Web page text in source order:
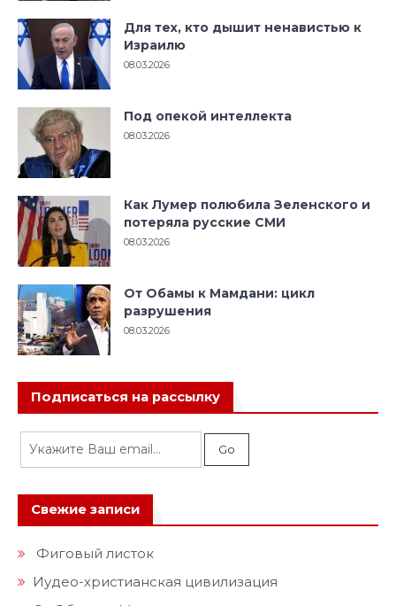
Для тех, кто дышит ненавистью к
Израилю
08.03.2026
Под опекой интеллекта
08.03.2026
Как Лумер полюбила Зеленского и
потеряла русские СМИ
08.03.2026
От Обамы к Мамдани: цикл
разрушения
08.03.2026
Подписаться на рассылку
Свежие записи
Фиговый листок
Иудео-христианская цивилизация